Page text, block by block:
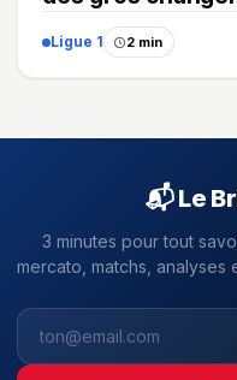
Ligue 1 2 min
📬 Le
3 minutes pour tout
mercato, matchs, analyses